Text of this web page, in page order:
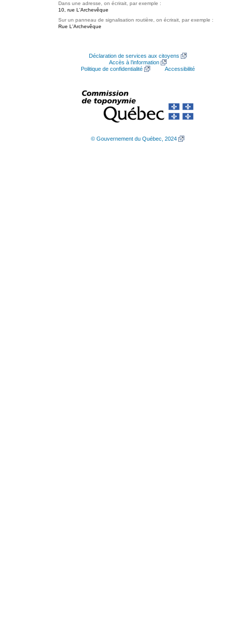
Dans une adresse, on écrirait, par exemple :
10, rue L'Archevêque
Sur un panneau de signalisation routière, on écrirait, par exemple :
Rue L'Archevêque
Déclaration de services aux citoyens
Accès à l’information
Politique de confidentialité
Accessibilité
© Gouvernement du Québec, 2024